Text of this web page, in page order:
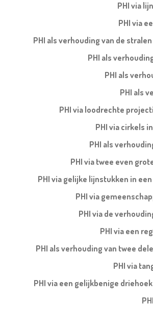
PHI via
PHI via
PHI als verhouding van de
PHI als
PHI als
PHI als
PHI via loodrechte
PHI via cirkels
PHI als
PHI via twee even
PHI via gelijke lijnstukken in
PHI via
PHI via de
PHI via een
PHI als verhouding van twee
PHI via
PHI via een gelijkbenige